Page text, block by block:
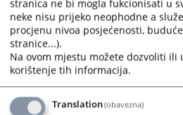
Trenutno
stranica ne bi mogla fukcionisati u
neke nisu prijeko neophodne a
procjenu nivoa posjećenosti,
stranice...).
Na ovom mjestu možete dozvoliti ili
korištenje tih informacija.
Translation(obavezna)